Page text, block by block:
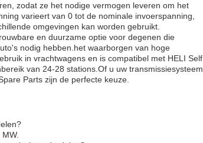
zodat ze het nodige vermogen leveren om het
varieert van 0 tot de nominale invoerspanning,
omgevingen kan worden gebruikt.
en duurzame optie voor degenen die
nodig hebben.het waarborgen van hoge
in vrachtwagens en is compatibel met HELI Self
van 24-28 stations.Of u uw transmissiesysteem
Parts zijn de perfecte keuze.